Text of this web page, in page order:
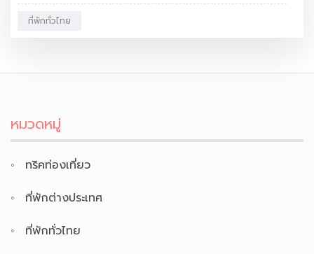
ที่พักทั่วไทย
หมวดหมู่
ทริคท่องเที่ยว
ที่พักต่างประเทศ
ที่พักทั่วไทย